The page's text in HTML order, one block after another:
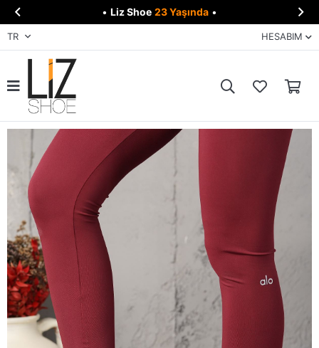
 • Liz Shoe 23 Yaşında • 
TR HESABIM